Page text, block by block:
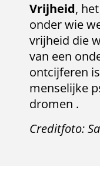
Vrijheid,
onder wie
vrijheid die
van een
ontcijferen
menselijke
dromen .
Creditfoto: